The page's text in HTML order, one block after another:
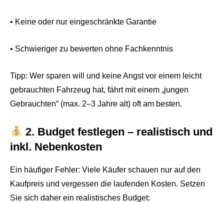
• Keine oder nur eingeschränkte Garantie
• Schwieriger zu bewerten ohne Fachkenntnis
Tipp: Wer sparen will und keine Angst vor einem leicht
gebrauchten Fahrzeug hat, fährt mit einem „jungen
Gebrauchten“ (max. 2–3 Jahre alt) oft am besten.
2. Budget festlegen – realistisch und
inkl. Nebenkosten
Ein häufiger Fehler: Viele Käufer schauen nur auf den
Kaufpreis und vergessen die laufenden Kosten. Setzen
Sie sich daher ein realistisches Budget: